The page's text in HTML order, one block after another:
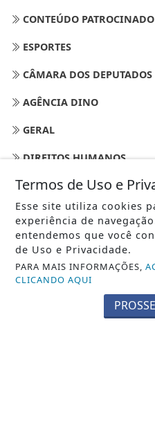
CONTEÚDO PATROCINADO
ESPORTES
CÂMARA DOS DEPUTADOS
AGÊNCIA DINO
GERAL
DIREITOS HUMANOS
INÍCIO
SOBRE
PAINEL DO LEITOR
Termos de Uso e
Esse site utiliza cookies
experiência de
entendemos que você
de Uso e Privacidade.
PARA MAIS INFORMAÇÕES,
CLICANDO AQUI